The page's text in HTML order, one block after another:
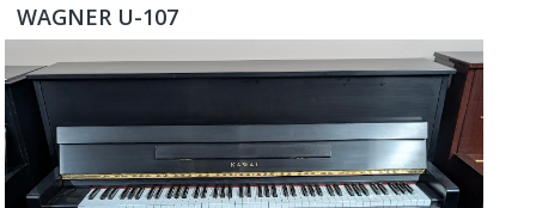
WAGNER U-107